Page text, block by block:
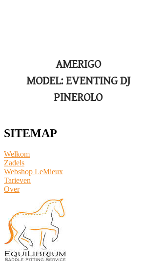
AMERIGO
MODEL: EVENTING DJ
PINEROLO
SITEMAP
Welkom
Zadels
Webshop LeMieux
​Tarieven
Over